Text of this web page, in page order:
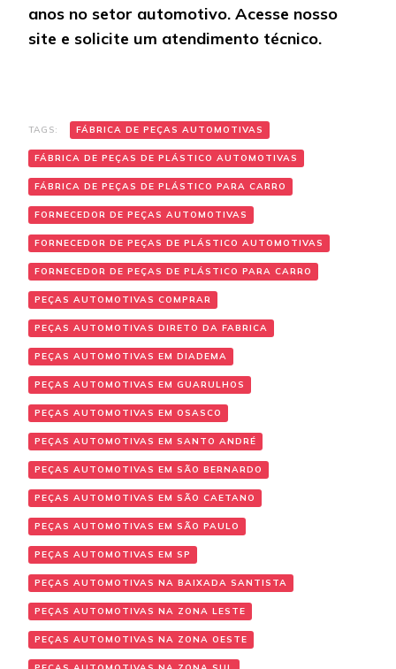
anos no setor automotivo. Acesse nosso
site e solicite um atendimento técnico.
TAGS: FÁBRICA DE PEÇAS AUTOMOTIVAS
FÁBRICA DE PEÇAS DE PLÁSTICO AUTOMOTIVAS
FÁBRICA DE PEÇAS DE PLÁSTICO PARA CARRO
FORNECEDOR DE PEÇAS AUTOMOTIVAS
FORNECEDOR DE PEÇAS DE PLÁSTICO AUTOMOTIVAS
FORNECEDOR DE PEÇAS DE PLÁSTICO PARA CARRO
PEÇAS AUTOMOTIVAS COMPRAR
PEÇAS AUTOMOTIVAS DIRETO DA FABRICA
PEÇAS AUTOMOTIVAS EM DIADEMA
PEÇAS AUTOMOTIVAS EM GUARULHOS
PEÇAS AUTOMOTIVAS EM OSASCO
PEÇAS AUTOMOTIVAS EM SANTO ANDRÉ
PEÇAS AUTOMOTIVAS EM SÃO BERNARDO
PEÇAS AUTOMOTIVAS EM SÃO CAETANO
PEÇAS AUTOMOTIVAS EM SÃO PAULO
PEÇAS AUTOMOTIVAS EM SP
PEÇAS AUTOMOTIVAS NA BAIXADA SANTISTA
PEÇAS AUTOMOTIVAS NA ZONA LESTE
PEÇAS AUTOMOTIVAS NA ZONA OESTE